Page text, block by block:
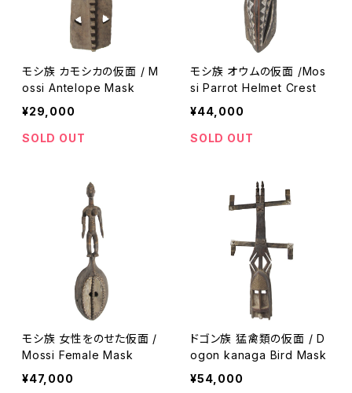
モシ族 カモシカの仮面 / M
ossi Antelope Mask
¥29,000
SOLD OUT
モシ族 オウムの仮面 /Mos
si Parrot Helmet Crest
¥44,000
SOLD OUT
モシ族 女性をのせた仮面 /
Mossi Female Mask
¥47,000
ドゴン族 猛禽類の仮面 / D
ogon kanaga Bird Mask
¥54,000